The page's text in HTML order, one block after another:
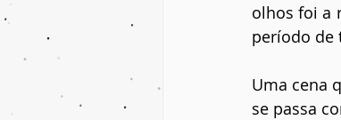
olhos foi a
período de
Uma cena
se passa